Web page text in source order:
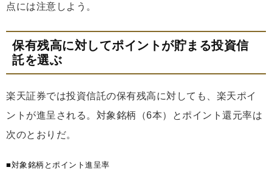
点には注意しよう。
保有残高に対してポイントが貯まる投資信
託を選ぶ
楽天証券では投資信託の保有残高に対しても、楽天ポイ
ントが進呈される。対象銘柄（6本）とポイント還元率は
次のとおりだ。
■対象銘柄とポイント進呈率